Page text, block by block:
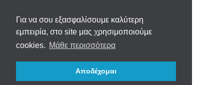
Για να σου εξασφαλίσουμε καλύτερη
εμπειρία, στο site μας χρησιμοποιούμε
cookies. Μάθε περισσότερα
Αποδέχομαι